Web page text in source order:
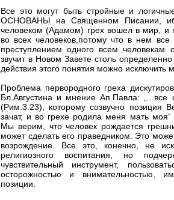
Все это могут быть стройные и
ОСНОВАНЫ на Священном Писании,
человеком (Адамом) грех вошел в мир, и
во всех человеков,потому что в нем
преступлением одного всем человекам
звучит в Новом Завете столь
действия этого понятия можно исключить
Проблема первородного греха
Бл.Августина и мнение Ап.Павла:
(Рим.3.23), которому созвучно позиция
зачат, и во грехе родила меня мать
Мы верим, что человек рождается
может сделать его праведником. Это
возрождение. Все это, конечно, не
религиозного воспитания, но
чувствительный инструмент,
осторожностью и внимательностью,
позиции.